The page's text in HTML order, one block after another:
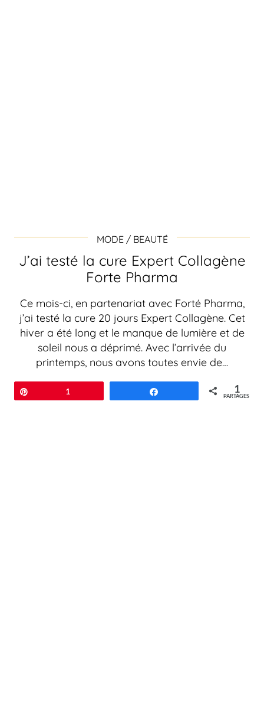
MODE / BEAUTÉ
J’ai testé la cure Expert Collagène
Forte Pharma
Ce mois-ci, en partenariat avec Forté Pharma,
j’ai testé la cure 20 jours Expert Collagène. Cet
hiver a été long et le manque de lumière et de
soleil nous a déprimé. Avec l’arrivée du
printemps, nous avons toutes envie de…
1 1
PARTAGES